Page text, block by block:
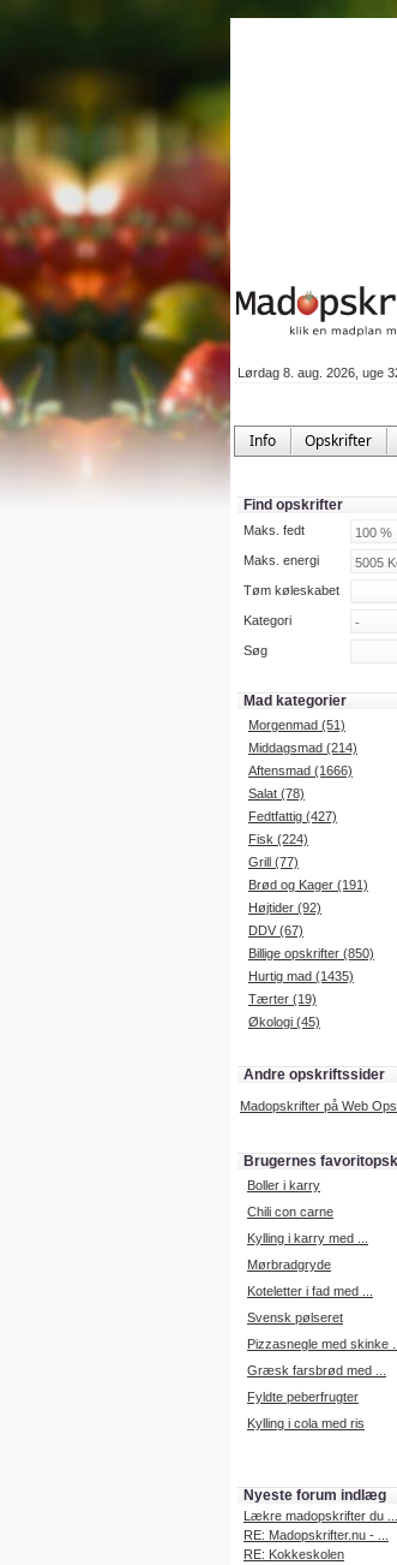
Lørdag 8. aug. 2026, uge
Info Opskrifter
Find opskrifter
Maks. fedt
Maks. energi
Tøm køleskabet
Kategori
Søg
Mad kategorier
Morgenmad (51)
Middagsmad (214)
Aftensmad (1666)
Salat (78)
Fedtfattig (427)
Fisk (224)
Grill (77)
Brød og Kager (191)
Højtider (92)
DDV (67)
Billige opskrifter (850)
Hurtig mad (1435)
Tærter (19)
Økologi (45)
Andre opskriftssider
Madopskrifter på Web
Brugernes
Boller i karry
Chili con carne
Kylling i karry med ...
Mørbradgryde
Koteletter i fad med ...
Svensk pølseret
Pizzasnegle med skinke ...
Græsk farsbrød med ...
Fyldte peberfrugter
Kylling i cola med ris
Nyeste forum indlæg
Lækre madopskrifter du ...
RE: Madopskrifter.nu - ...
RE: Kokkeskolen